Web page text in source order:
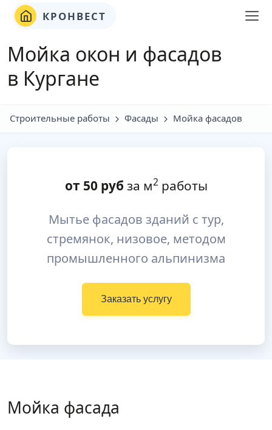
КРОНВЕСТ
Мойка окон и фасадов
в Кургане
Строительные работы Фасады Мойка фасадов
от 50руб за м2работы
Мытье фасадов зданий с тур,
стремянок, низовое, методом
промышленного альпинизма
Заказать услугу
Мойка фасада